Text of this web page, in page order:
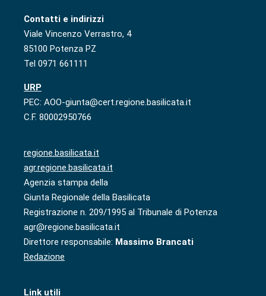
Contatti e indirizzi
Viale Vincenzo Verrastro, 4
85100 Potenza PZ
Tel 0971 661111
URP
PEC: AOO-giunta@cert.regione.basilicata.it
C.F. 80002950766
regione.basilicata.it
agr.regione.basilicata.it
Agenzia stampa della
Giunta Regionale della Basilicata
Registrazione n. 209/1995 al Tribunale di Potenza
agr@regione.basilicata.it
Direttore responsabile: Massimo Brancati
Redazione
Link utili